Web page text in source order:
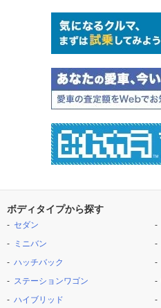
ボディタイプから探す
セダン
ミニバン
ハッチバック
ステーションワゴン
ハイブリッド